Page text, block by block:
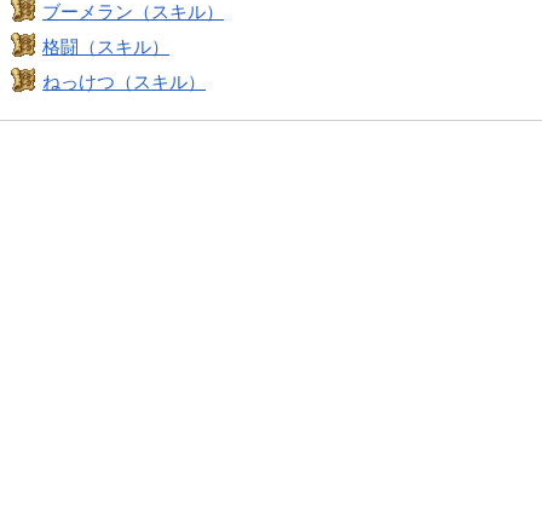
ブーメラン（スキル）
格闘（スキル）
ねっけつ（スキル）